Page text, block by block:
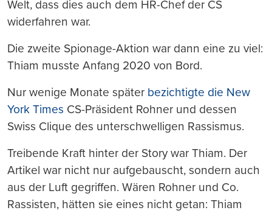
Welt, dass dies auch dem HR-Chef der CS
widerfahren war.
Die zweite Spionage-Aktion war dann eine zu viel:
Thiam musste Anfang 2020 von Bord.
Nur wenige Monate später bezichtigte die New
York Times CS-Präsident Rohner und dessen
Swiss Clique des unterschwelligen Rassismus.
Treibende Kraft hinter der Story war Thiam. Der
Artikel war nicht nur aufgebauscht, sondern auch
aus der Luft gegriffen. Wären Rohner und Co.
Rassisten, hätten sie eines nicht getan: Thiam